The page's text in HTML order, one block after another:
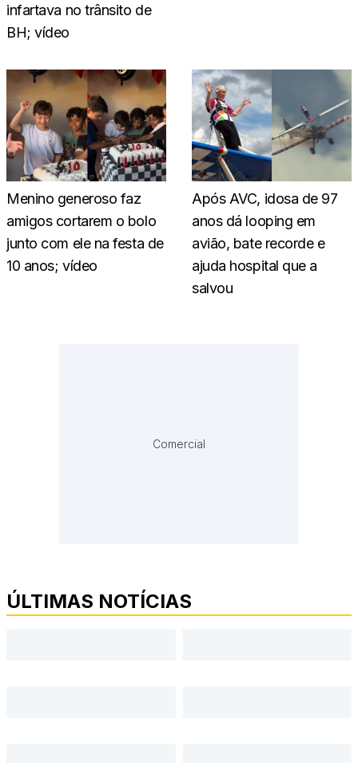
infartava no trânsito de
BH; vídeo
Menino generoso faz
amigos cortarem o bolo
junto com ele na festa de
10 anos; vídeo
Após AVC, idosa de 97
anos dá looping em
avião, bate recorde e
ajuda hospital que a
salvou
Comercial
ÚLTIMAS NOTÍCIAS